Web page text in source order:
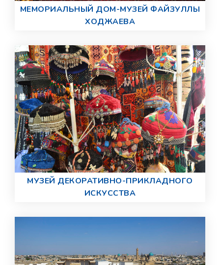
МЕМОРИАЛЬНЫЙ ДОМ-МУЗЕЙ ФАЙЗУЛЛЫ
ХОДЖАЕВА
МУЗЕЙ ДЕКОРАТИВНО-ПРИКЛАДНОГО
ИСКУССТВА